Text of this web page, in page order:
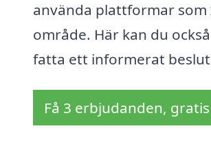
använda plattformar som
område. Här kan du
fatta ett informerat
Få 3 erbjudanden,